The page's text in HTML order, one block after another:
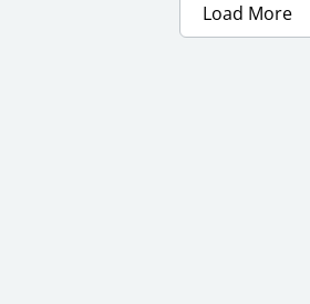
Load More